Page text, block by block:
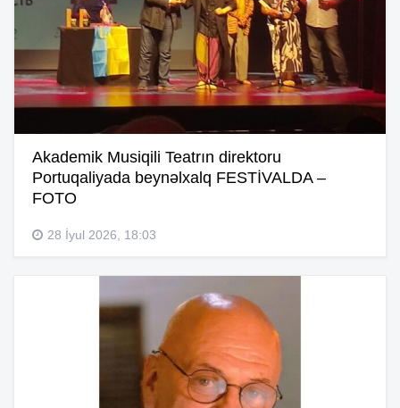
Akademik Musiqili Teatrın direktoru
Portuqaliyada beynəlxalq FESTİVALDA –
FOTO
28 İyul 2026, 18:03